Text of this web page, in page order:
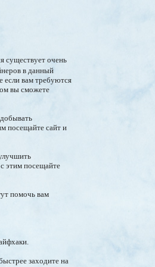
существует очень
в данный
вам требуются
вы сможете
посещайте сайт и
этим посещайте
помочь вам
заходите на